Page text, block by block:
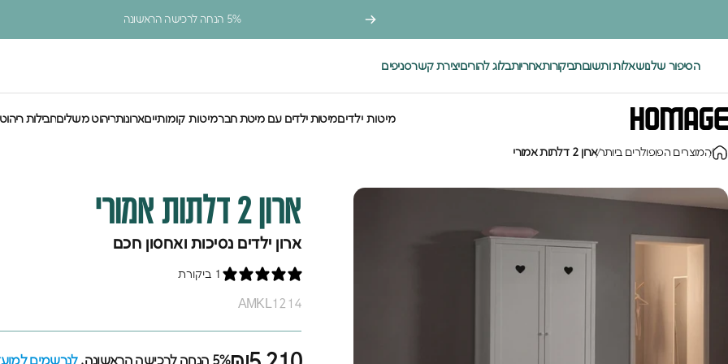
5% הנחה לרכישה הראשונה
הסיפור שלנושאלות ותשובותביקורותאחריותבלוג להוריםיצירת קשרסניפים
Homage Design
מיטות ילדיםמיטות ילדים עם מיטת חברמיטות קומותייםארונותריהוט משליםחבילות
המוצרים הפופולרים ביותרארון 2 דלתות אמורי
ארון2דלתותאמורי
ארון ילדים נסיכות ואחסון חכם
1 ביקורת
AMKL1214